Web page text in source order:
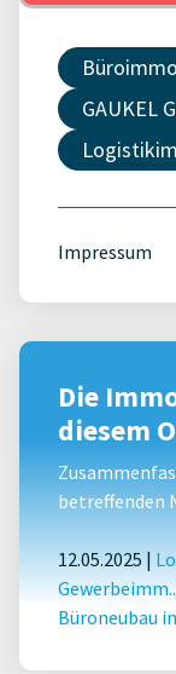
GAUKEL
Impressum
Die
diesem
betreffenden
12.05.2025 |
Büroneubau